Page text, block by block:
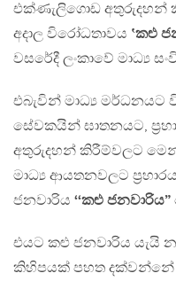
එක්ණැලිගොඩ අතුරුදහන්
අදාල විරෝධතාවය ‛කළු
වසරේදී ලංකාවේ මාධ්‍ය
එබැවින් මාධ්‍ය මර්ධනයට
සේවකයින් ඝාතනයට,
අතුරුදහන් කිරීම්වලට
මාධ්‍ය ආයතනවලට
ජනවාරිය ‘‘කළු ජනවාරිය”
එයට කළු ජනවාරිය යැයි
කිහිපයක් පහත